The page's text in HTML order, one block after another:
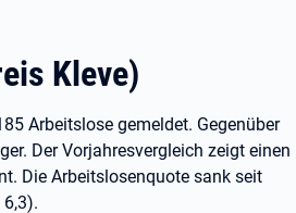
Kleve)
Arbeitslose gemeldet. Gegenüber
Der Vorjahresvergleich zeigt einen
Die Arbeitslosenquote sank seit